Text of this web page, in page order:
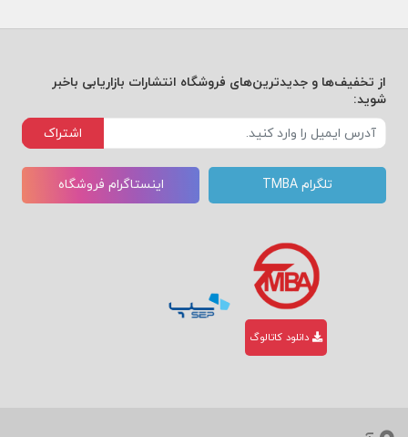
از تخفیف‌ها و جدیدترین‌های فروشگاه انتشارات بازاریابی باخبر
شوید:
اشتراک
تلگرام TMBA اینستاگرام فروشگاه
دانلود کاتالوگ